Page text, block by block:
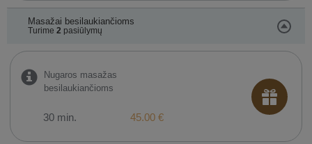
Masažai besilaukiančioms
Turime 2 pasiūlymų
Nugaros masažas
besilaukiančioms
30 min. 45.00 €